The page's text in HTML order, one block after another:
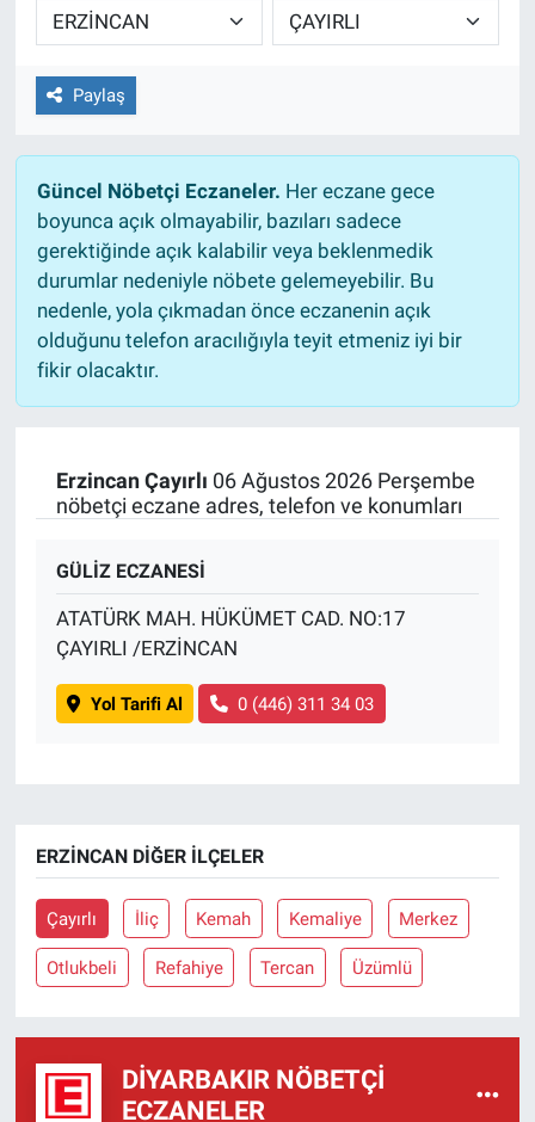
Paylaş
Güncel Nöbetçi Eczaneler. Her eczane gece
boyunca açık olmayabilir, bazıları sadece
gerektiğinde açık kalabilir veya beklenmedik
durumlar nedeniyle nöbete gelemeyebilir. Bu
nedenle, yola çıkmadan önce eczanenin açık
olduğunu telefon aracılığıyla teyit etmeniz iyi bir
fikir olacaktır.
Erzincan Çayırlı 06 Ağustos 2026 Perşembe
nöbetçi eczane adres, telefon ve konumları
GÜLİZ ECZANESİ
ATATÜRK MAH. HÜKÜMET CAD. NO:17
ÇAYIRLI /ERZİNCAN
Yol Tarifi Al 0 (446) 311 34 03
ERZINCAN DIĞER İLÇELER
Çayırlı İliç Kemah Kemaliye Merkez
Otlukbeli Refahiye Tercan Üzümlü
DIYARBAKIR NÖBETÇI
ECZANELER
EĞİTİM
ÖZEL HABER
SAĞLIK
SPOR
TEKNOLOJİ